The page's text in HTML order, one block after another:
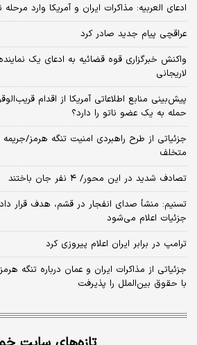
ادعای العربیه: مذاکرات ایران و آمریکا وارد
عراقچی پیام جدید صادر کرد
واکنش خبرگزاری قوه قضائیه به ادعای یک
لاریجانی
پیش‌بینی منابع اطلاعاتی آمریکا از اقدام
حمله به یک عضو ناتو را دارد؟
متخلف
تصادف شدید در این محور/ ۴ نفر جان باختند
تسنیم: منشأ صدای انفجار در قشم، هدف قرار
جزئیات اعلام می‌شود
ترامپ در برابر ایران اعلام پیروزی کرد
جزئیاتی از مذاکرات ایران و عمان درباره تنگه
با حقوق بین‌الملل را پذیرفت